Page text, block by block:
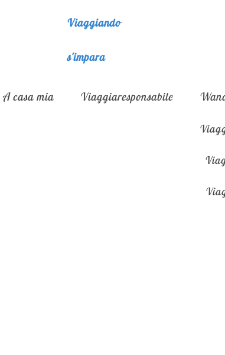
Viaggiando
s'impara
A casa mia Viaggiaresponsabile